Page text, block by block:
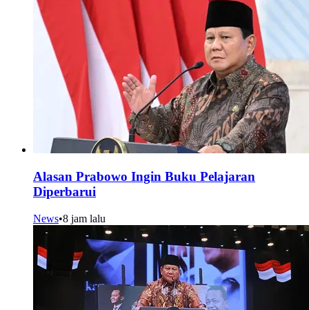
Alasan Prabowo Ingin Buku Pelajaran
Diperbarui
News•8 jam lalu